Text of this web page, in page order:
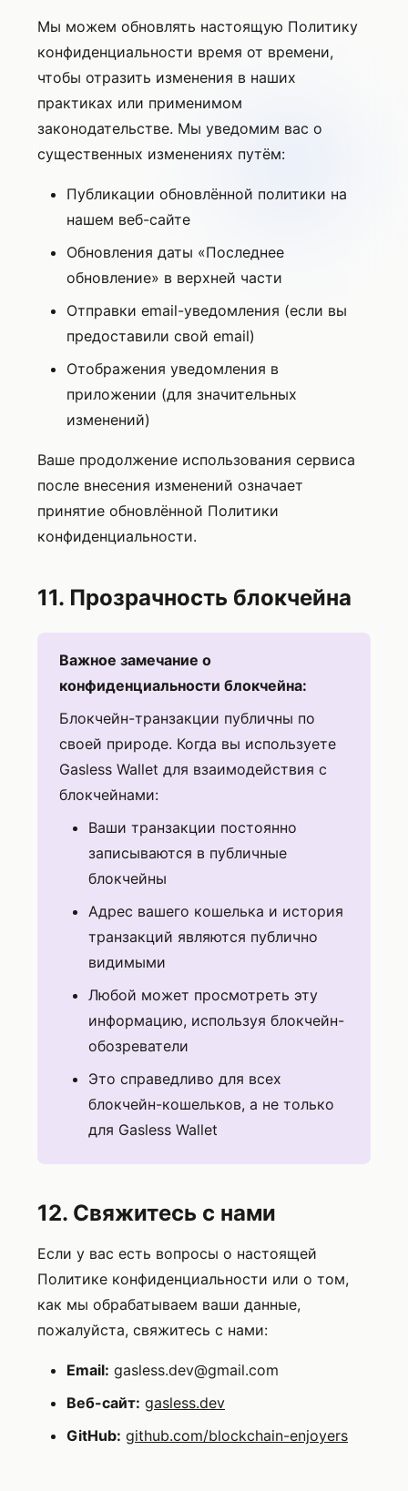
Мы можем обновлять настоящую Политику
конфиденциальности время от времени,
чтобы отразить изменения в наших
практиках или применимом
законодательстве. Мы уведомим вас о
существенных изменениях путём:
Публикации обновлённой политики на
нашем веб-сайте
Обновления даты «Последнее
обновление» в верхней части
Отправки email-уведомления (если вы
предоставили свой email)
Отображения уведомления в
приложении (для значительных
изменений)
Ваше продолжение использования сервиса
после внесения изменений означает
принятие обновлённой Политики
конфиденциальности.
11. Прозрачность блокчейна
Важное замечание о
конфиденциальности блокчейна:
Блокчейн-транзакции публичны по
своей природе. Когда вы используете
Gasless Wallet для взаимодействия с
блокчейнами:
Ваши транзакции постоянно
записываются в публичные
блокчейны
Адрес вашего кошелька и история
транзакций являются публично
видимыми
Любой может просмотреть эту
информацию, используя блокчейн-
обозреватели
Это справедливо для всех
блокчейн-кошельков, а не только
для Gasless Wallet
12. Свяжитесь с нами
Если у вас есть вопросы о настоящей
Политике конфиденциальности или о том,
как мы обрабатываем ваши данные,
пожалуйста, свяжитесь с нами:
Email: gasless.dev@gmail.com
Веб-сайт: gasless.dev
GitHub: github.com/blockchain-enjoyers